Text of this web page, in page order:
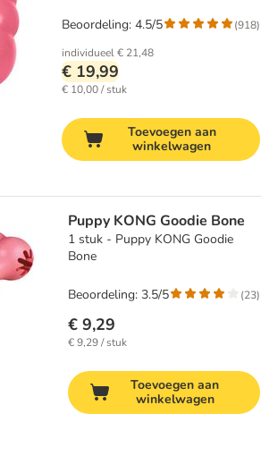
individueel€ 21,48
€ 19,99
€ 10,00 / stuk
Beoordeling: 4.5/5 (918)
Toevoegen aan
winkelwagen
Puppy KONG Goodie Bone
1 stuk - Puppy KONG Goodie
Bone
€ 9,29
€ 9,29 / stuk
Beoordeling: 3.5/5 (23)
Toevoegen aan
winkelwagen